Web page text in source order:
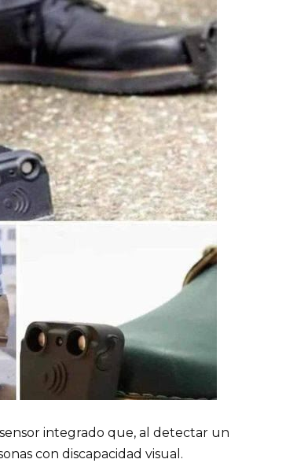
integrado que, al detectar un
con discapacidad visual.